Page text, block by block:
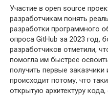
Участие в open source
разработчикам понять
разработки программного
опроса GitHub за 2023 год,
разработчиков отметили,
помогла им быстрее
получить первые заказчики
происходит потому, что
открытую архитектуру